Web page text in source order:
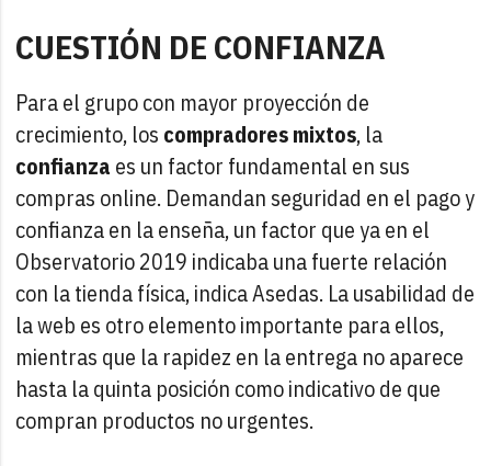
CUESTIÓN DE CONFIANZA
Para el grupo con mayor proyección de
crecimiento, los compradores mixtos, la
confianza es un factor fundamental en sus
compras online. Demandan seguridad en el pago y
confianza en la enseña, un factor que ya en el
Observatorio 2019 indicaba una fuerte relación
con la tienda física, indica Asedas. La usabilidad de
la web es otro elemento importante para ellos,
mientras que la rapidez en la entrega no aparece
hasta la quinta posición como indicativo de que
compran productos no urgentes.